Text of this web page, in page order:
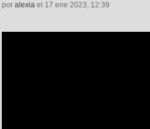
por alexia el 17 ene 2023, 12:39